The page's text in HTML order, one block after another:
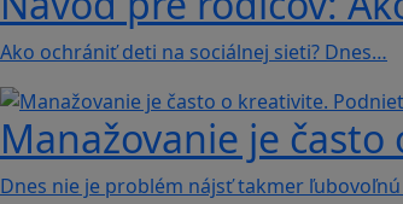
Ako ochrániť deti na sociálnej sieti? Dnes…
Manažovanie je
Dnes nie je problém nájsť takmer